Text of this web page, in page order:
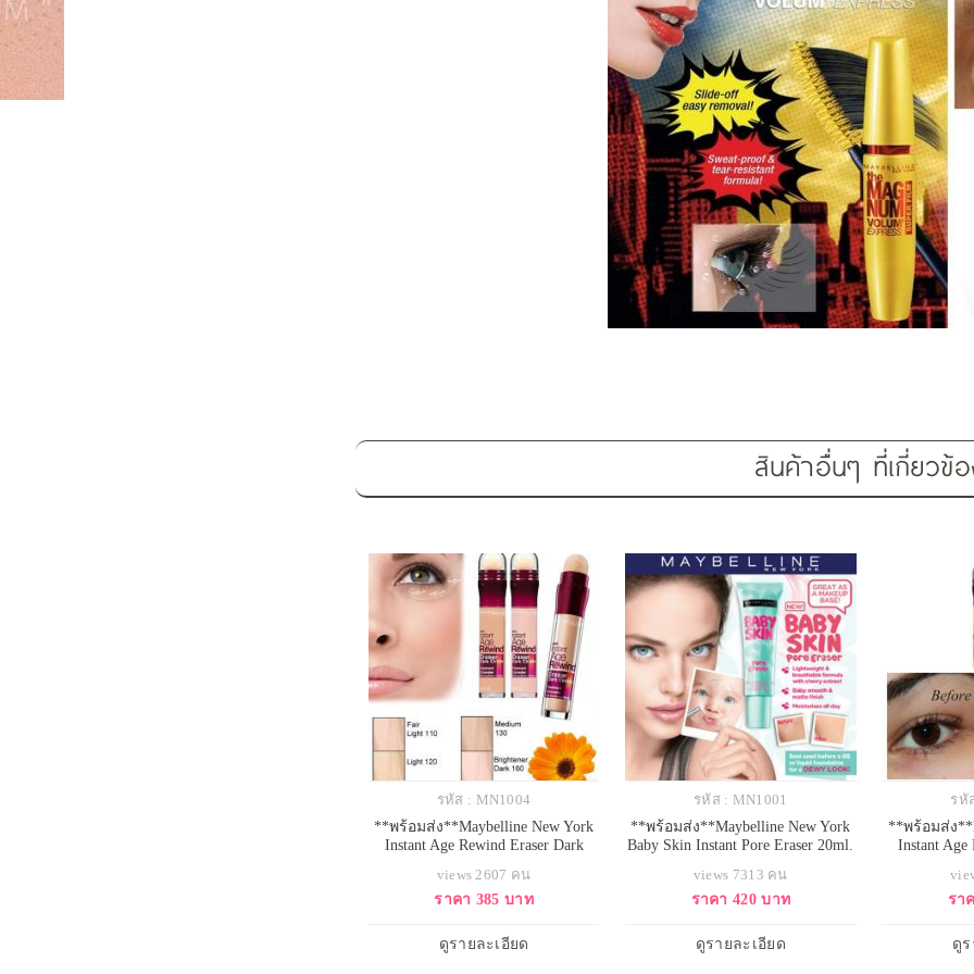
สินค้าอื่นๆ ที่เกี่ยวข้
รหัส : MN1004
**พร้อมส่ง**Maybelline New York
Instant Age Rewind Eraser Dark
130 Medium สำหรับผิวสองสี คอน
ซีลเลอร์ปกปิดแพนด้ายอดฮิตที่ คุณ
ปกปิดแพนด้าได้ดีมาก เนื้อน้ำ เกลี่ย
ง่าย ปกปิดอำพรางริ้วรอ
views 2607 คน
ราคา 385 บาท
ดูรายละเอียด
รหัส : MN1001
**พร้อมส่ง**Maybelline New York
Baby Skin Instant Pore Eraser 20ml.
ที่จะช่วยลบรูขุมขน เป็นเนื้อซิลิ
โคนเนื้อสีใส ที่จะช่วยปรับผิวให้
ควบคุมความมัน ไม่ผสมน้ำหอม จะ
ใช้เดี่ยวๆให้หน้าดูใสๆเป็นธรรมช
views 7313 คน
ราคา 420 บาท
ดูรายละเอียด
รหั
**พร้อมส่ง
Instant Age
120 Light
คอนซีลเลอ
ปกปิดแพนด้
ง่าย ปกปิด
รา
ดูร